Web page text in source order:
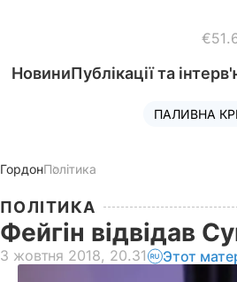
НовиниПублікації та
ПАЛИВНА
ГордонПолітика
ПОЛІТИКА
Фейгін відвідав
3 жовтня 2018, 20.31 Этот